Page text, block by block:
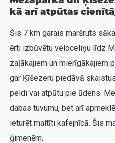
kā arī atpūtas
Šis 7 km garais maršruts
ērti izbūvētu veloceliņu līdz
zaļākajiem un mierīgākajiem
gar Ķīšezeru piedāvā
peldi vai atpūtu pie ūdens.
dabas tuvumu, bet arī
ieturēt maltīti kafejnīcā. Šis
ģimenēm.